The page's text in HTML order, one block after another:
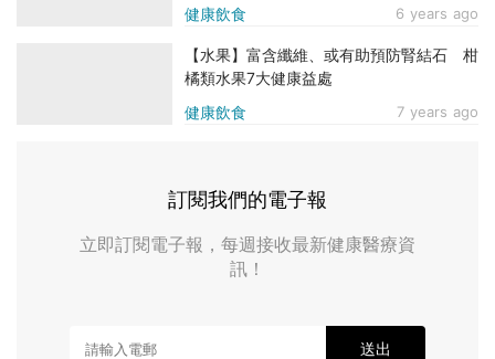
健康飲食 6 years ago
健康飲食 7 years ago
【水果】富含纖維、或有助預防腎結石 柑
橘類水果7大健康益處
訂閱我們的電子報
立即訂閱電子報，每週接收最新健康醫療資
訊！
送出